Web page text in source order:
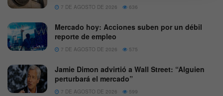
7 DE AGOSTO DE 2026 636
Mercado hoy: Acciones suben por un débil
reporte de empleo
7 DE AGOSTO DE 2026 575
Jamie Dimon advirtió a Wall Street: “Alguien
perturbará el mercado”
7 DE AGOSTO DE 2026 599